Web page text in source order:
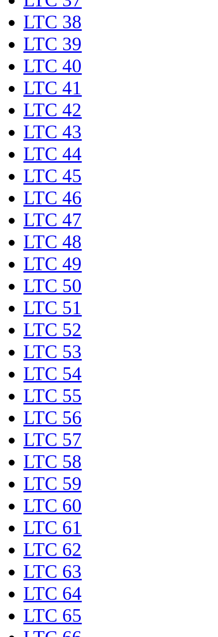
LTC 38
LTC 39
LTC 40
LTC 41
LTC 42
LTC 43
LTC 44
LTC 45
LTC 46
LTC 47
LTC 48
LTC 49
LTC 50
LTC 51
LTC 52
LTC 53
LTC 54
LTC 55
LTC 56
LTC 57
LTC 58
LTC 59
LTC 60
LTC 61
LTC 62
LTC 63
LTC 64
LTC 65